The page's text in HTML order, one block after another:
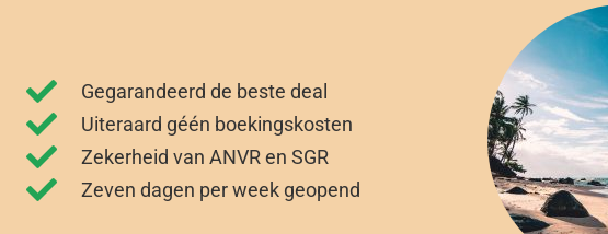
Gegarandeerd de beste deal
Uiteraard géén boekingskosten
Zekerheid van ANVR en SGR
Zeven dagen per week geopend